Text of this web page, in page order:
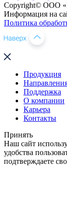
Copyright© ООО
Информация на
Политика
Продукция
Поддержка
О компании
Карьера
Контакты
Принять
Наш сайт
удобства
подтверждаете